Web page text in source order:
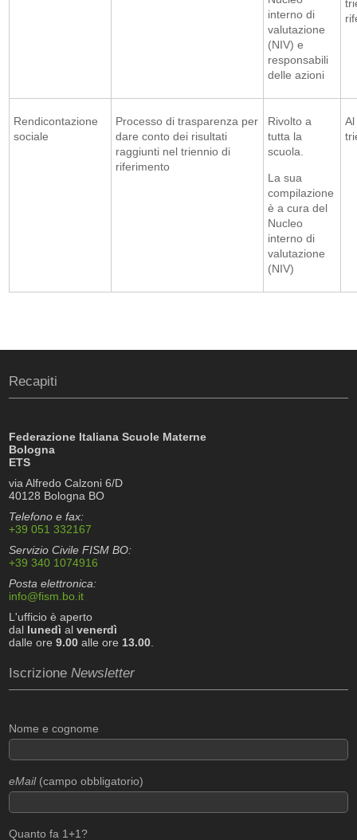
interno di
valutazione
(NIV) e
responsabili
delle azioni
Rendicontazione
sociale
Processo di trasparenza per
dare conto dei risultati
raggiunti nel triennio di
riferimento
Rivolto a
tutta la
scuola.
La sua
compilazione
è a cura del
Nucleo
interno di
valutazione
(NIV)
Recapiti
Federazione Italiana Scuole Materne
Bologna
ETS
via Alfredo Calzoni 6/D
40128 Bologna BO
Telefono e fax:
+39 051 332167
Servizio Civile FISM BO:
+39 340 1074916
Posta elettronica:
info@fism.bo.it
L'ufficio è aperto
dal lunedì alvenerdì
dalle ore9.00 alle ore 13.00
IscrizioneNewsletter
Nome e cognome
eMail(campo obbligatorio)
Quanto fa 1+1?